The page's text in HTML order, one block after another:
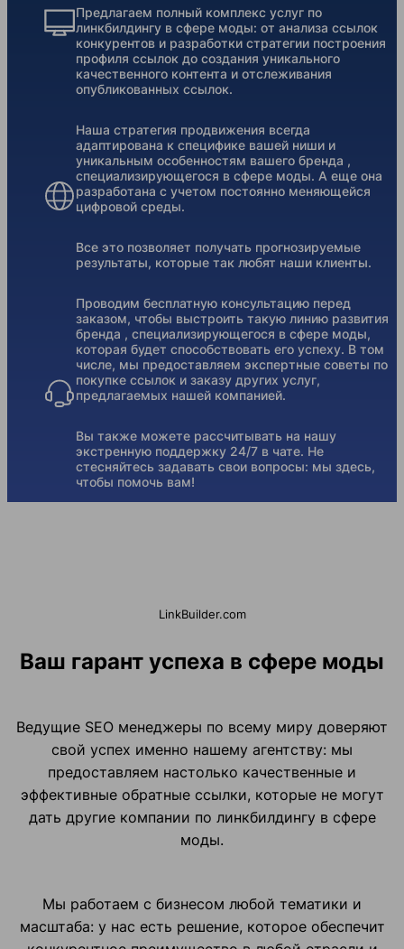
Предлагаем полный комплекс услуг по
линкбилдингу в сфере моды: от анализа ссылок
конкурентов и разработки стратегии построения
профиля ссылок до создания уникального
качественного контента и отслеживания
опубликованных ссылок.
Наша стратегия продвижения всегда
адаптирована к специфике вашей ниши и
уникальным особенностям вашего бренда ,
специализирующегося в сфере моды. А еще она
разработана с учетом постоянно меняющейся
цифровой среды.
Все это позволяет получать прогнозируемые
результаты, которые так любят наши клиенты.
Проводим бесплатную консультацию перед
заказом, чтобы выстроить такую линию развития
бренда , специализирующегося в сфере моды,
которая будет способствовать его успеху. В том
числе, мы предоставляем экспертные советы по
покупке ссылок и заказу других услуг,
предлагаемых нашей компанией.
Вы также можете рассчитывать на нашу
экстренную поддержку 24/7 в чате. Не
стесняйтесь задавать свои вопросы: мы здесь,
чтобы помочь вам!
LinkBuilder.com
Ваш гарант успеха в сфере моды
Ведущие SEO менеджеры по всему миру доверяют
свой успех именно нашему агентству: мы
предоставляем настолько качественные и
эффективные обратные ссылки, которые не могут
дать другие компании по линкбилдингу в сфере
моды.
Мы работаем с бизнесом любой тематики и
масштаба: у нас есть решение, которое обеспечит